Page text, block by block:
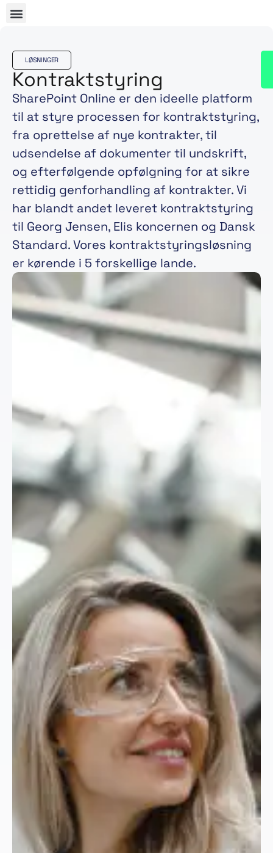
LØSNINGER
Kontraktstyring
SharePoint Online er den ideelle platform
til at styre processen for kontraktstyring,
fra oprettelse af nye kontrakter, til
udsendelse af dokumenter til undskrift,
og efterfølgende opfølgning for at sikre
rettidig genforhandling af kontrakter. Vi
har blandt andet leveret kontraktstyring
til Georg Jensen, Elis koncernen og Dansk
Standard. Vores kontraktstyringsløsning
er kørende i 5 forskellige lande.